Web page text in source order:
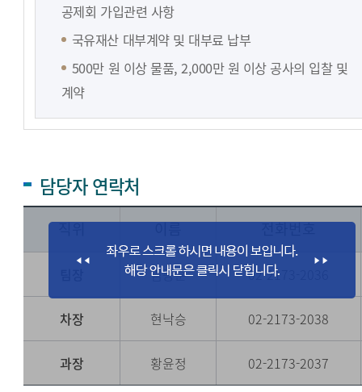
공제회 가입관련 사항
국유재산 대부계약 및 대부료 납부
500만 원 이상 물품, 2,000만 원 이상 공사의 입찰 및
계약
담당자 연락처
직위 이름 전화번호
임종훈 02-2173-2036
차장 현낙승 02-2173-2038
과장 황윤정 02-2173-2037